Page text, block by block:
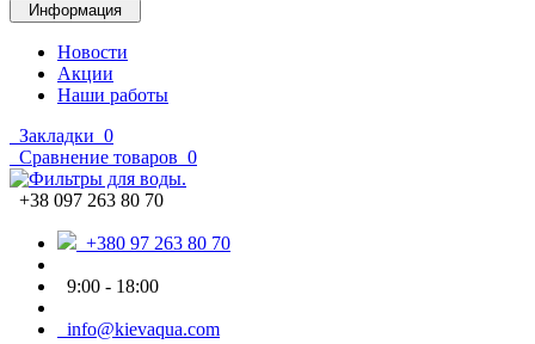
Информация
Новости
Акции
Наши работы
Закладки 0
Сравнение товаров 0
+38 097 263 80 70
+380 97 263 80 70
9:00 - 18:00
info@kievaqua.com